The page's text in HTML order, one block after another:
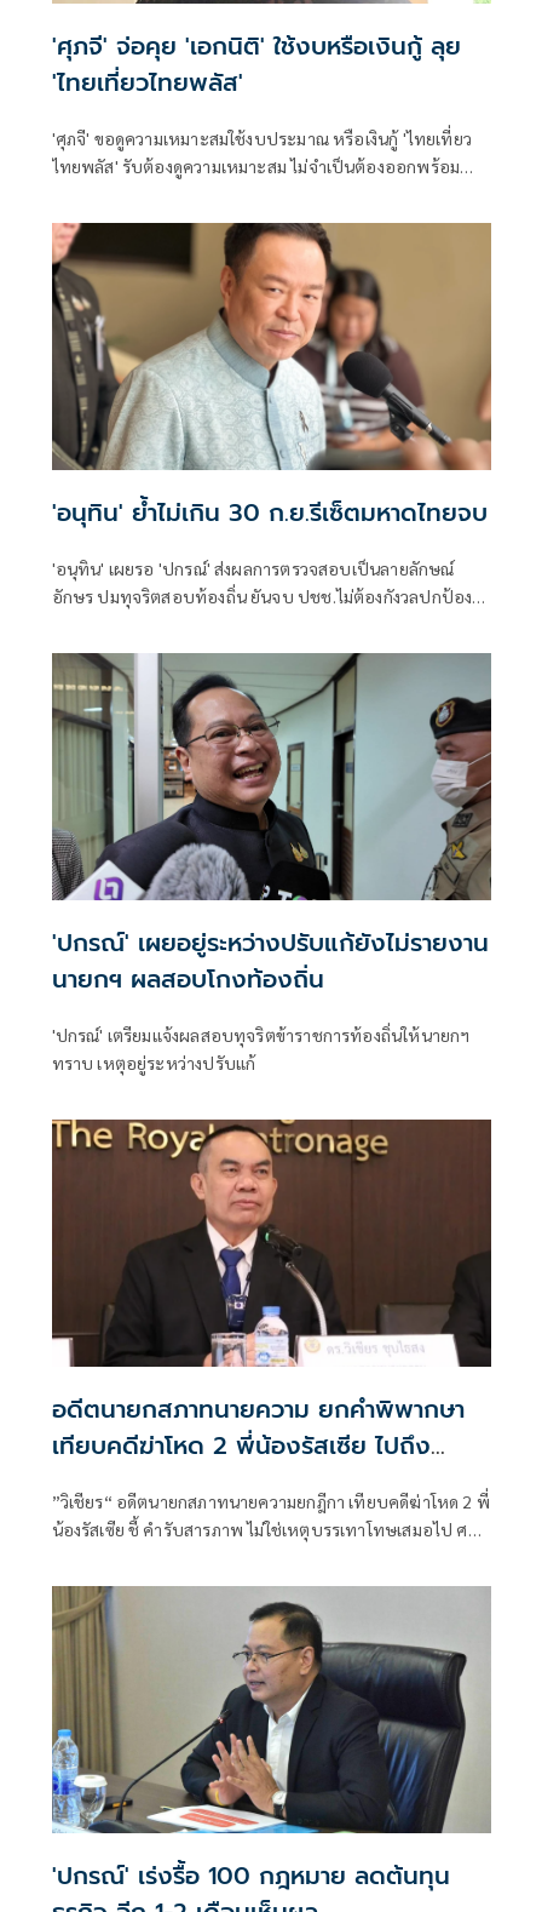
'ศุภจี' จ่อคุย 'เอกนิติ' ใช้งบหรือเงินกู้ ลุย
'ไทยเที่ยวไทยพลัส'
'ศุภจี' ขอดูความเหมาะสมใช้งบประมาณ หรือเงินกู้ 'ไทยเที่ยว
ไทยพลัส' รับต้องดูความเหมาะสม ไม่จำเป็นต้องออกพร้อม
'อนุทิน' ย้ำไม่เกิน 30 ก.ย.รีเซ็ตมหาดไทยจบ
'อนุทิน' เผยรอ 'ปกรณ์' ส่งผลการตรวจสอบเป็นลายลักษณ์
อักษร ปมทุจริตสอบท้องถิ่น ยันจบ ปชช.ไม่ต้องกังวลปกป้อง
เต้นได้ ชี้รีเซ็ต มท.จบใน ก.ย.นี้
'ปกรณ์' เผยอยู่ระหว่างปรับแก้ยังไม่รายงาน
นายกฯ ผลสอบโกงท้องถิ่น
'ปกรณ์' เตรียมแจ้งผลสอบทุจริตข้าราชการท้องถิ่นให้นายกฯ
ทราบ เหตุอยู่ระหว่างปรับแก้
อดีตนายกสภาทนายความ ยกคำพิพากษา
เทียบคดีฆ่าโหด 2 พี่น้องรัสเซีย ไปถึง
”วิเชียร“ อดีตนายกสภาทนายความยกฎีกา เทียบคดีฆ่าโหด 2 พี่
น้องรัสเซีย ชี้ คำรับสารภาพ ไม่ใช่เหตุบรรเทาโทษเสมอไป ศาล
'ปกรณ์' เร่งรื้อ 100 กฎหมาย ลดต้นทุน